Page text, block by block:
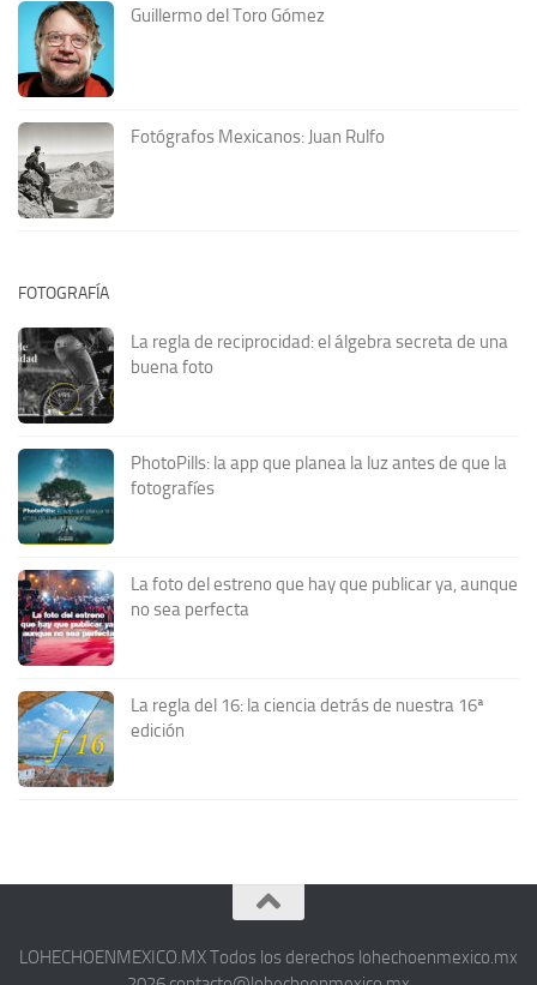
Guillermo del Toro Gómez
Fotógrafos Mexicanos: Juan Rulfo
FOTOGRAFÍA
La regla de reciprocidad: el álgebra secreta de una
buena foto
PhotoPills: la app que planea la luz antes de que la
fotografíes
La foto del estreno que hay que publicar ya, aunque
no sea perfecta
La regla del 16: la ciencia detrás de nuestra 16ª
edición
LOHECHOENMEXICO.MX Todos los derechos lohechoenmexico.mx